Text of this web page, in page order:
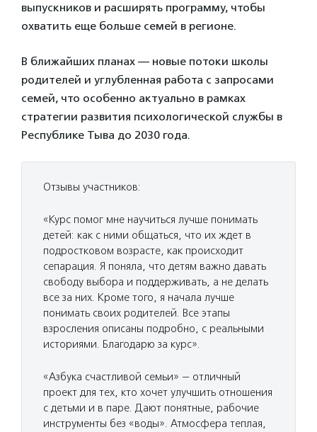
выпускников и расширять программу, чтобы
охватить еще больше семей в регионе.
В ближайших планах — новые потоки школы
родителей и углубленная работа с запросами
семей, что особенно актуально в рамках
стратегии развития психологической службы в
Республике Тыва до 2030 года.
Отзывы участников:
«Курс помог мне научиться лучше понимать
детей: как с ними общаться, что их ждет в
подростковом возрасте, как происходит
сепарация. Я поняла, что детям важно давать
свободу выбора и поддерживать, а не делать
все за них. Кроме того, я начала лучше
понимать своих родителей. Все этапы
взросления описаны подробно, с реальными
историями. Благодарю за курс».
«Азбука счастливой семьи» — отличный
проект для тех, кто хочет улучшить отношения
с детьми и в паре. Дают понятные, рабочие
инструменты без «воды». Атмосфера теплая,